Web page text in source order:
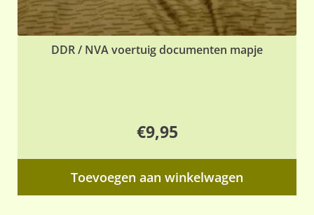
DDR / NVA voertuig documenten mapje
€9,95
Toevoegen aan winkelwagen